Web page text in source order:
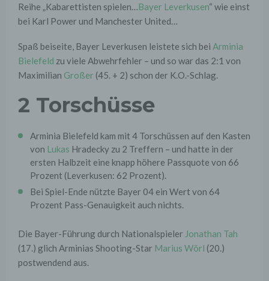
Reihe „Kabarettisten spielen…Bayer Leverkusen“ wie einst
bei Karl Power und Manchester United…
Spaß beiseite, Bayer Leverkusen leistete sich bei Arminia
Bielefeld zu viele Abwehrfehler – und so war das 2:1 von
Maximilian Großer (45. + 2) schon der K.O.-Schlag.
2 Torschüsse
Arminia Bielefeld kam mit 4 Torschüssen auf den Kasten
von Lukas Hradecky zu 2 Treffern – und hatte in der
ersten Halbzeit eine knapp höhere Passquote von 66
Prozent (Leverkusen: 62 Prozent).
Bei Spiel-Ende nützte Bayer 04 ein Wert von 64
Prozent Pass-Genauigkeit auch nichts.
Die Bayer-Führung durch Nationalspieler Jonathan Tah
(17.) glich Arminias Shooting-Star Marius Wörl (20.)
postwendend aus.